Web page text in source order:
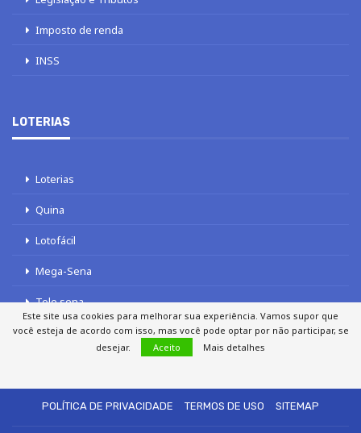
Imposto de renda
INSS
LOTERIAS
Loterias
Quina
Lotofácil
Mega-Sena
Tele sena
POLÍTICA DE PRIVACIDADE
TERMOS DE USO SITEMAP
Este site usa cookies para melhorar sua experiência. Vamos supor que
você esteja de acordo com isso, mas você pode optar por não participar, se
desejar.
Aceito Mais detalhes